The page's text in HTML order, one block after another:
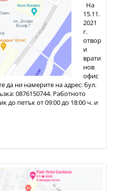
На
15.11.
2021
г.
отвор
и
врати
нов
офис
да ни намерите на адрес: бул.
0876150744. Работното
до петък от 09:00 до 18:00 ч. и